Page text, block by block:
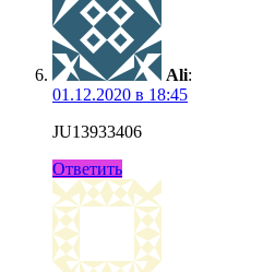
Ali:
01.12.2020 в 18:45
JU13933406
Ответить